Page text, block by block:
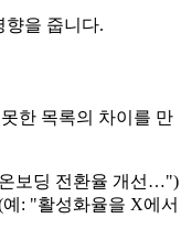
향을 줍니다.
한 목록의 차이를 만
보딩 전환율 개선…")
: "활성화율을 X에서